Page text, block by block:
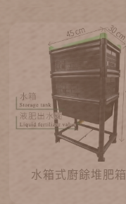
水箱式廚餘堆肥箱